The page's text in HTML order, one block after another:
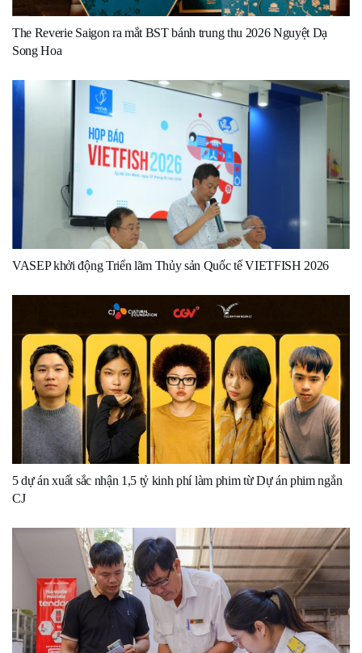
The Reverie Saigon ra mắt BST bánh trung thu 2026 Nguyệt Dạ
Song Hoa
VASEP khởi động Triển lãm Thủy sản Quốc tế VIETFISH 2026
5 dự án xuất sắc nhận 1,5 tỷ kinh phí làm phim từ Dự án phim ngắn
CJ